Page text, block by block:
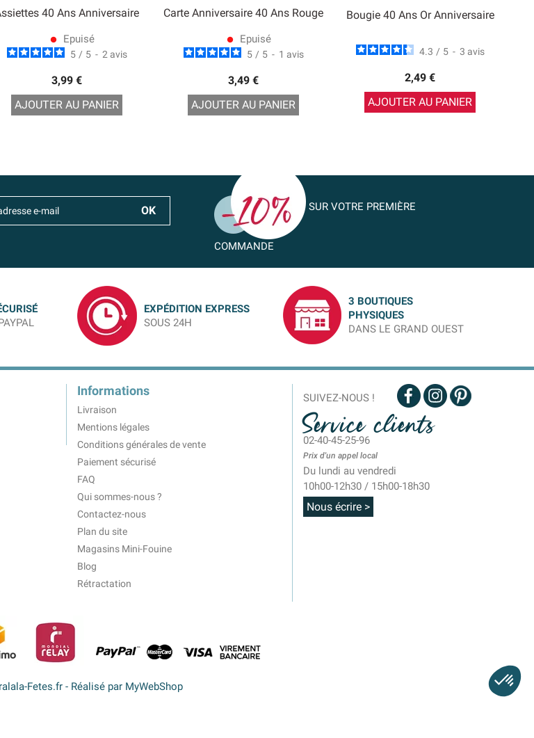
40 Ans Anniversaire
lens Epuisé
5 / 5 - 2 avis
3,99 €
AJOUTER AU PANIER
Carte Anniversaire 40 Ans Rouge
lens Epuisé
5 / 5 - 1 avis
3,49 €
AJOUTER AU PANIER
Bougie 40 Ans Or Anniversaire
4.3 / 5 - 3 avis
2,49 €
AJOUTER AU PANIER
SUR VOTRE PREMIÈRE
COMMANDE
EXPÉDITION EXPRESS
SOUS 24H
3 BOUTIQUES
PHYSIQUES
DANS LE GRAND OUEST
Informations
Livraison
Mentions légales
Conditions générales de vente
Paiement sécurisé
FAQ
Qui sommes-nous ?
Contactez-nous
Plan du site
Magasins Mini-Fouine
Blog
Rétractation
SUIVEZ-NOUS !
Service clients
02-40-45-25-96
Prix d'un appel local
Du lundi au vendredi
10h00-12h30 / 15h00-18h30
Nous écrire >
Fetes.fr - Réalisé par MyWebShop